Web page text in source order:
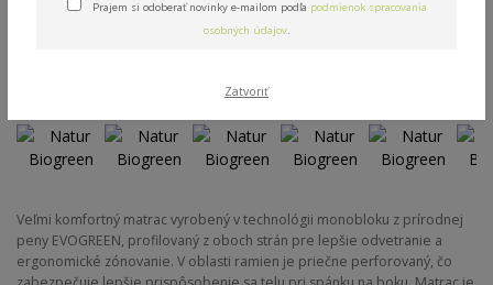
Novinka
Veľmi komfortný matrac vyrobený v technológii monobloku z prírodnej
peny EVOGREEN, profilovaný z oboch strán pre lepšie odvetranie a
ergonomické zónovanie. V oblasti ramien je priečne perforovaný, čo
Prajem si odoberať novinky e-mailom podľa podmienok spracovania
osobných údajov.
Zatvoriť